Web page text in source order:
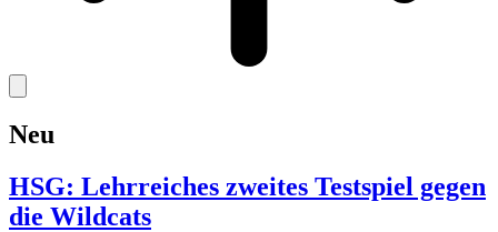
Neu
HSG: Lehrreiches zweites Testspiel gegen
die Wildcats